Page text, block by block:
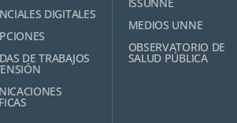
DIGITALES
DE TRABAJOS
MEDIOS UNNE
OBSERVATORIO DE
SALUD PÚBLICA